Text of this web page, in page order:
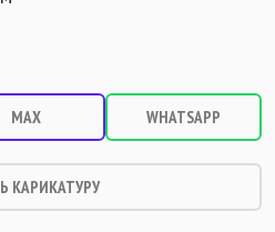
MAX WHATSAPP
КАРИКАТУРУ